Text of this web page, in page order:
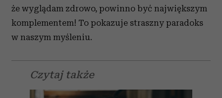
że wyglądam zdrowo, powinno być największym
komplementem! To pokazuje straszny paradoks
w naszym myśleniu.
Czytaj także